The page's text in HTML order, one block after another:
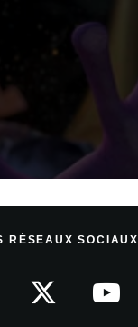
RÉSEAUX SOCIAUX